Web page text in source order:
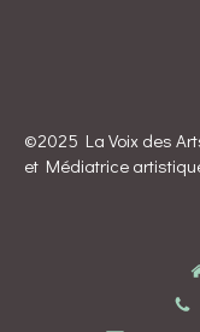
©2025 La Voix des
et Médiatrice